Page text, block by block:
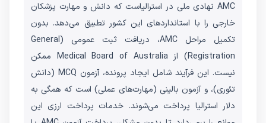
AMC نهادی ملی در استرالیاست که دانش و مهارت پزشکان
خارجی را با استانداردهای این کشور تطبیق می‌دهد. بدون
تکمیل مراحل AMC، دریافت ثبت عمومی (General
Registration) از Medical Board of Australia ممکن
نیست. این فرآیند شامل ایجاد پرونده، آزمون MCQ (دانش
تئوری)، و آزمون بالینی (مهارت‌های عملی) است که همگی به
دلار استرالیا پرداخت می‌شوند. خدمات پرداخت ارزی این